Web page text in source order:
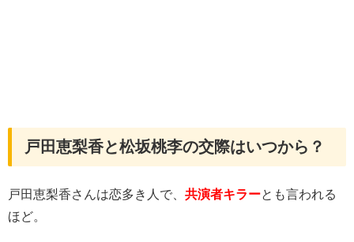
戸田恵梨香と松坂桃李の交際はいつから？
戸田恵梨香さんは恋多き人で、 共演者キラーとも言われる
ほど。